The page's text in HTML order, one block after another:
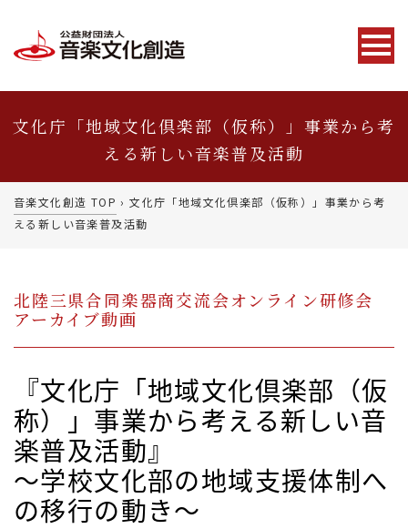
文化庁「地域文化倶楽部（仮称）」事業から考
える新しい音楽普及活動
音楽文化創造 TOP ›文化庁「地域文化倶楽部（仮称）」事業から考
える新しい音楽普及活動
北陸三県合同楽器商交流会オンライン研修会
アーカイブ動画
『文化庁「地域文化倶楽部（仮
称）」事業から考える新しい音
楽普及活動』
～学校文化部の地域支援体制へ
の移行の動き～